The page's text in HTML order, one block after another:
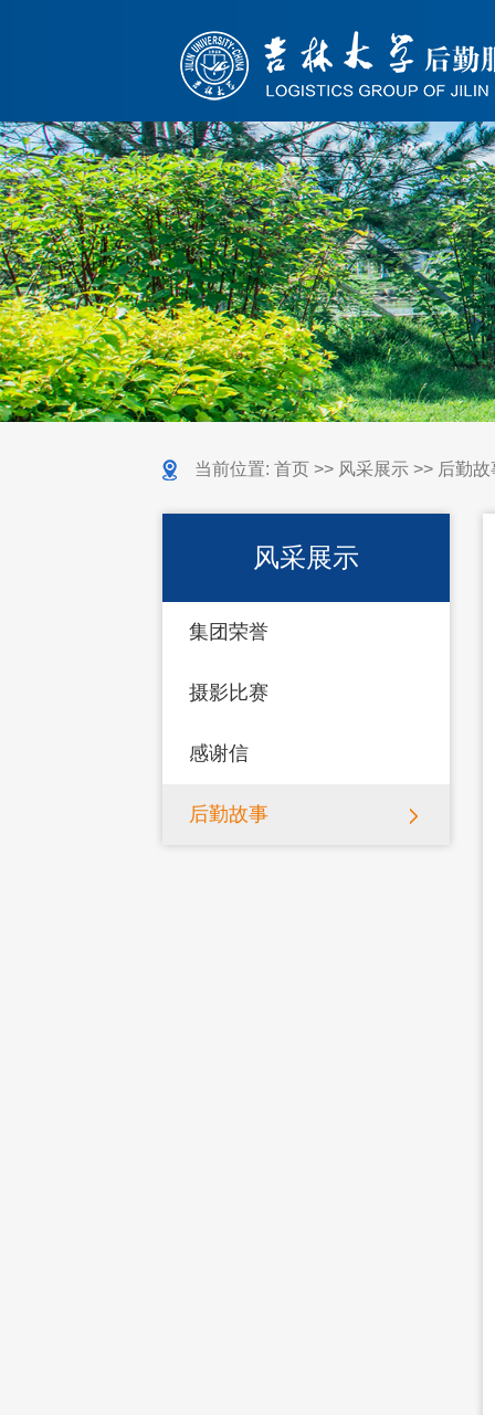
当前位置: 首页>> 风采展示>> 后勤故
风采展示
集团荣誉
摄影比赛
感谢信
后勤故事